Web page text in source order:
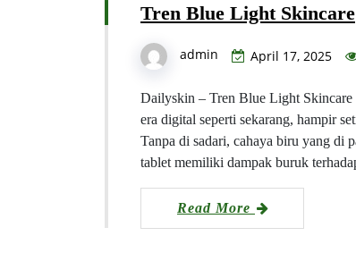
Tren Blue Light Skincare
admin April 17, 2025
Dailyskin – Tren Blue Light
era digital seperti sekarang, hampir
Tanpa di sadari, cahaya biru yang di
tablet memiliki dampak buruk
Read More